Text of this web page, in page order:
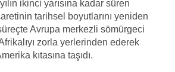
ikinci yarısına kadar süren
tarihsel boyutlarını yeniden
Avrupa merkezli sömürgeci
zorla yerlerinden ederek
kıtasına taşıdı.